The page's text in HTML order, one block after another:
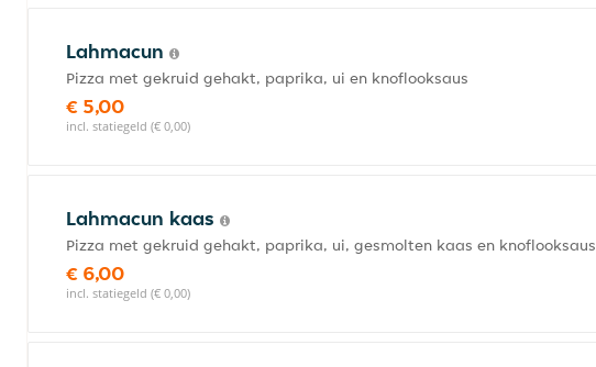
Lahmacun
Pizza met gekruid gehakt, paprika, ui en knoflooksaus
€ 5,00
incl. statiegeld (€ 0,00)
Lahmacun kaas
Pizza met gekruid gehakt, paprika, ui, gesmolten kaas en knoflooksaus
€ 6,00
incl. statiegeld (€ 0,00)